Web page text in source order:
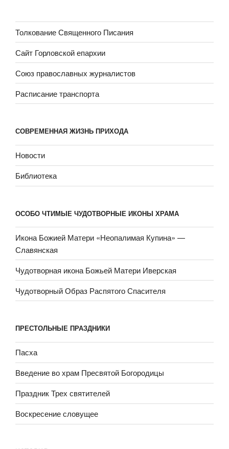
Толкование Священного Писания
Сайт Горловской епархии
Союз православных журналистов
Расписание транспорта
СОВРЕМЕННАЯ ЖИЗНЬ ПРИХОДА
Новости
Библиотека
ОСОБО ЧТИМЫЕ ЧУДОТВОРНЫЕ ИКОНЫ ХРАМА
Икона Божией Матери «Неопали­мая Купина» —
Славянская
Чудотворная икона Божьей Матери Иверская
Чудотворный Образ Распятого Спасителя
ПРЕСТОЛЬНЫЕ ПРАЗДНИКИ
Пасха
Введение во храм Пресвятой Богородицы
Праздник Трех святителей
Воскресение словущее